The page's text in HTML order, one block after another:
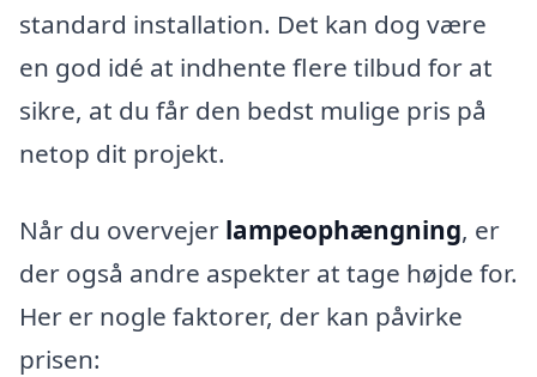
standard installation. Det kan dog være
en god idé at indhente flere tilbud for at
sikre, at du får den bedst mulige pris på
netop dit projekt.
Når du overvejer lampeophængning, er
der også andre aspekter at tage højde for.
Her er nogle faktorer, der kan påvirke
prisen: